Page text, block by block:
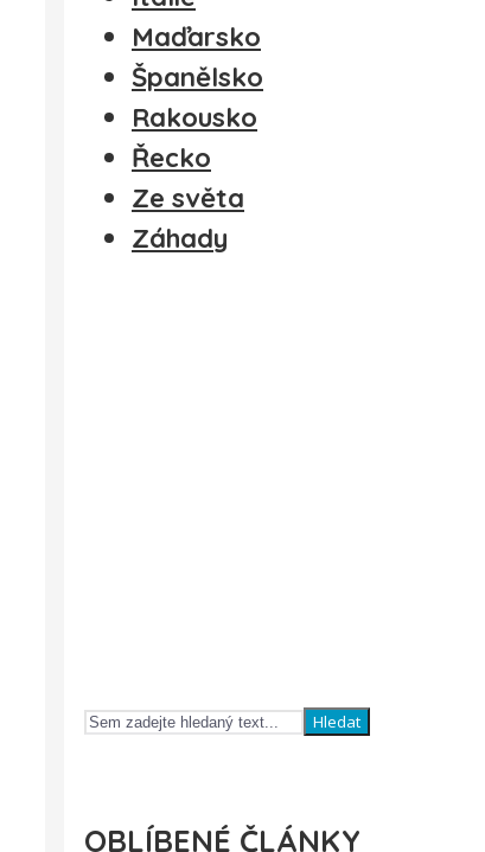
Maďarsko
Španělsko
Rakousko
Řecko
Ze světa
Záhady
Hledat
OBLÍBENÉ ČLÁNKY